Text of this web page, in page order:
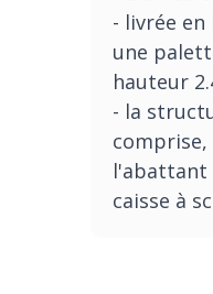
- livrée en
une
hauteur
- la
comprise,
l'abattant
caisse à